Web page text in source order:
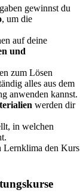
gewinnst du
, um die
auf deine
und
zum Lösen
alles aus dem
anwenden kannst.
werden dir
in welchen
Lernklima den Kurs